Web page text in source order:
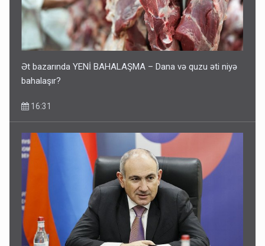
Ət bazarında YENİ BAHALAŞMA – Dana və quzu əti niyə
bahalaşır?
16:31